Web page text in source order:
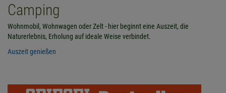
Camping
Wohnmobil, Wohnwagen oder Zelt - hier beginnt eine Auszeit, die
Naturerlebnis, Erholung auf ideale Weise verbindet.
Auszeit genießen